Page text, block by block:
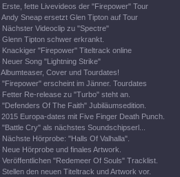
Erste, fette Livevideos der "Firepower" Tour
Andy Sneap ersetzt Glen Tipton auf Tour
Nächster Videoclip zu "Spectre"
Glenn Tipton schwer erkrankt.
Knackiger "Firepower" Titeltrack online
Neuer Song "Lightning Strike"
Albumteaser, Cover und Tourdates!
"Firepower" erscheint im Jänner. Tourdates
Fetter Re-release zu "Turbo" steht an.
"Defenders Of The Faith" Jubiläumsedition.
2015 Europa-dates mit Five Finger Death Punch.
"Battle Cry" als nächstes Soundschipserl...
Nächste Hörprobe: "Halls Of Valhalla".
Neue Hörprobe und finales Artwork.
Veröffentlichen "Redemeer Of Souls" Tracklist.
Stellen den neuen Titeltrack und Artwork vor.